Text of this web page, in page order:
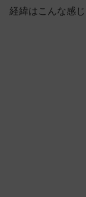
経緯はこんな感じ